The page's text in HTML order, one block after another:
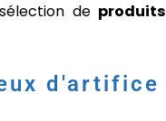
de produits
d'artifice